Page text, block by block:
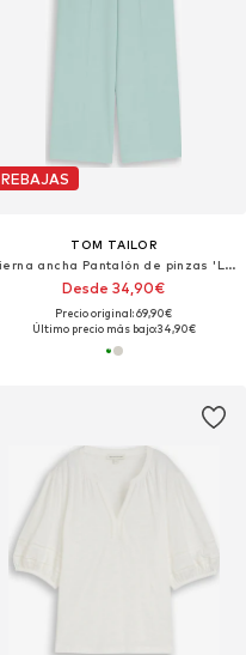
REBAJAS
TOM TAILOR
Pierna ancha Pantalón de pinzas 'Lea'
Desde 34,90€
Precio original: 69,90€
Último precio más bajo:34,90€